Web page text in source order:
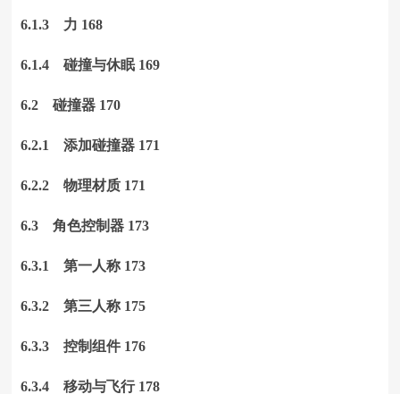
6.1.3 力 168
6.1.4 碰撞与休眠 169
6.2 碰撞器 170
6.2.1 添加碰撞器 171
6.2.2 物理材质 171
6.3 角色控制器 173
6.3.1 第一人称 173
6.3.2 第三人称 175
6.3.3 控制组件 176
6.3.4 移动与飞行 178